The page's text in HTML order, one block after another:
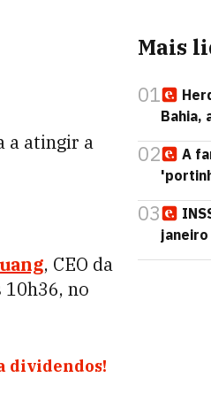
a atingir a
, CEO da
10h36, no
dividendos!
Mais
01
Bahia,
02
A
03